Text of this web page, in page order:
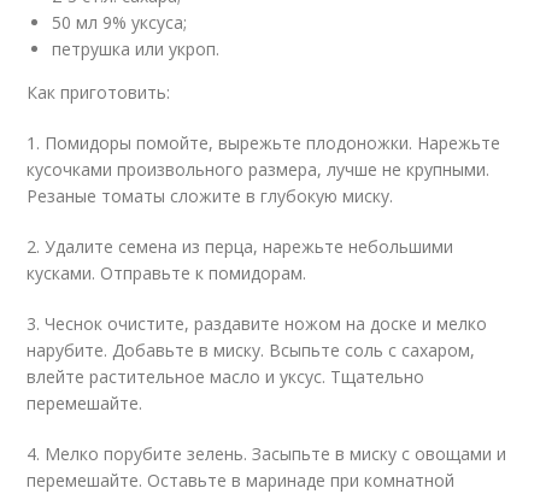
50 мл 9% уксуса;
петрушка или укроп.
Как приготовить:
1. Помидоры помойте, вырежьте плодоножки. Нарежьте
кусочками произвольного размера, лучше не крупными.
Резаные томаты сложите в глубокую миску.
2. Удалите семена из перца, нарежьте небольшими
кусками. Отправьте к помидорам.
3. Чеснок очистите, раздавите ножом на доске и мелко
нарубите. Добавьте в миску. Всыпьте соль с сахаром,
влейте растительное масло и уксус. Тщательно
перемешайте.
4. Мелко порубите зелень. Засыпьте в миску с овощами и
перемешайте. Оставьте в маринаде при комнатной